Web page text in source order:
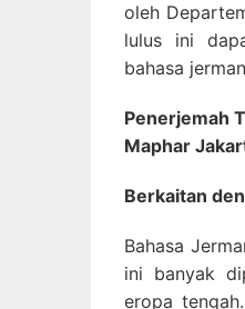
oleh
lulus ini
bahasa
Penerjemah
Maphar
Berkaitan
Bahasa
ini banyak
eropa